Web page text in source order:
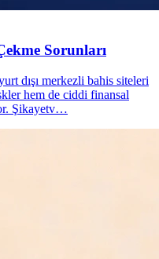
Sorunları
dışı merkezli bahis siteleri
hem de ciddi finansal
Şikayetv…